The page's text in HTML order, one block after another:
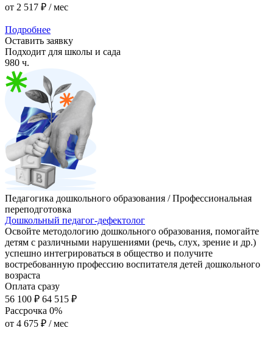
от 2 517 ₽ / мес
Подробнее
Оставить заявку
Подходит для школы и сада
980 ч.
Педагогика дошкольного образования / Профессиональная
переподготовка
Дошкольный педагог-дефектолог
Освойте методологию дошкольного образования, помогайте
детям с различными нарушениями (речь, слух, зрение и др.)
успешно интегрироваться в общество и получите
востребованную профессию воспитателя детей дошкольного
возраста
Оплата сразу
56 100 ₽ 64 515 ₽
Рассрочка 0%
от 4 675 ₽ / мес